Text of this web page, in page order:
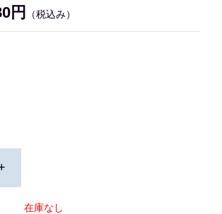
円 （税込み）
在庫なし